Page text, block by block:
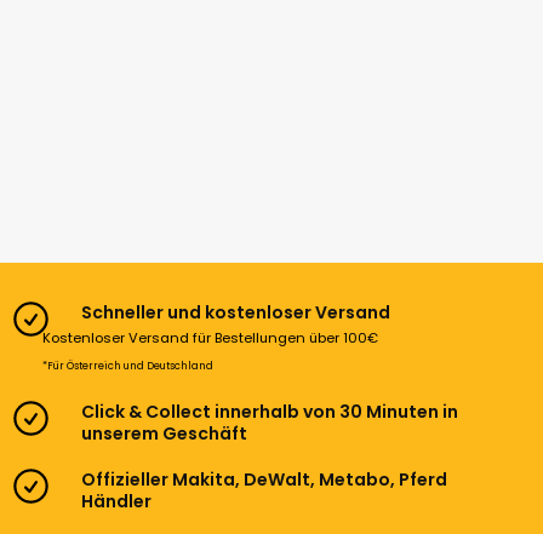
Schneller und kostenloser Versand
Kostenloser Versand für Bestellungen über 100€
*Für Österreich und Deutschland
Click & Collect innerhalb von 30 Minuten in
unserem Geschäft
Offizieller Makita, DeWalt, Metabo, Pferd
Händler